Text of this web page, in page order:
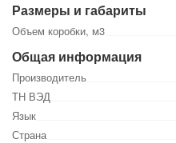
Размеры и габариты
Объем коробки, м3
Общая информация
Производитель
ТН ВЭД
Язык
Страна